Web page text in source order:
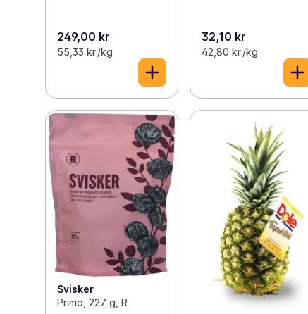
249,00 kr
55,33 kr /kg
32,10 kr
42,80 kr /kg
Svisker
Prima, 227 g, R